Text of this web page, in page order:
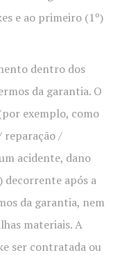
e ao primeiro (1º)
dentro dos
da garantia. O
exemplo, como
reparação /
acidente, dano
após a
da garantia, nem
materiais. A
ser contratada ou